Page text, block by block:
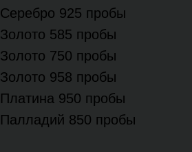
Серебро 925 пробы
Золото 585 пробы
Золото 750 пробы
Золото 958 пробы
Платина 950 пробы
Палладий 850 пробы